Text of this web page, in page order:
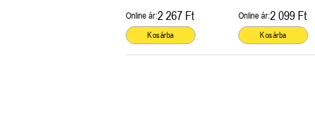
Online ár:2 267 Ft
Kosárba
Online ár:2 099 Ft
Kosárba